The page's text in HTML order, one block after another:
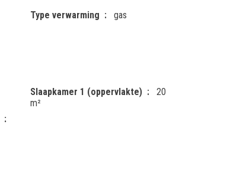
Type verwarming
gas
Slaapkamer 1 (oppervlakte)
20
m²